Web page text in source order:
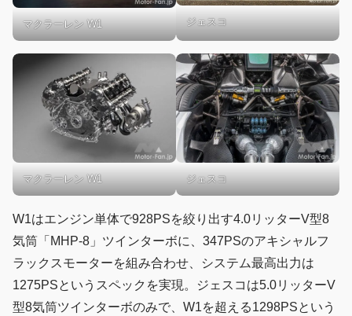
マクラーレン W1 ジェスコ
マクラーレン W1 ジェスコ
W1はエンジン単体で928PSを絞り出す4.0リッターV型8
気筒「MHP-8」ツインターボに、347PSのアキシャルフ
ラックスモーターを組み合わせ、システム最高出力は
1275PSというスペックを実現。ジェスコは5.0リッターV
型8気筒ツインターボのみで、W1を超える1298PSという